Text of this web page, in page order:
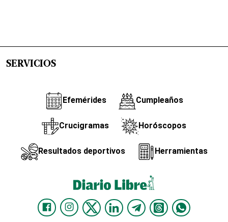
SERVICIOS
Efemérides Cumpleaños
Crucigramas Horóscopos
Resultados deportivos Herramientas